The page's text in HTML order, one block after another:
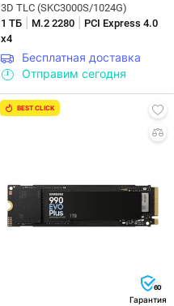
3D TLC (SKC3000S/1024G)
1 ТБ
M.2 2280
PCI Express 4.0
x4
Бесплатная доставка
Отправим сегодня
BEST CLICK
60
Гарантия